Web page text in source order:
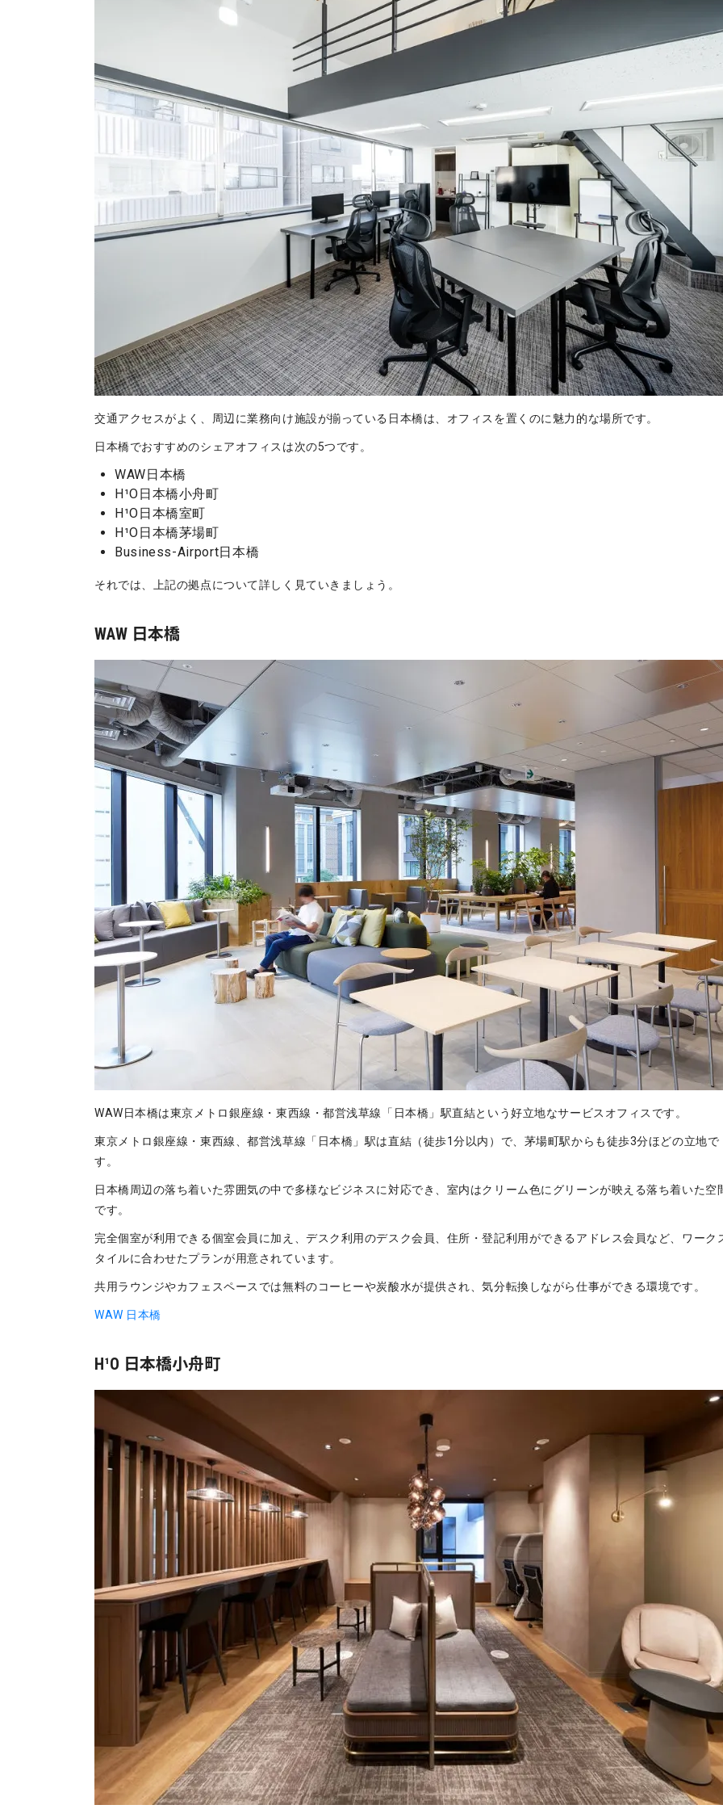
交通アクセスがよく、周辺に業務向け施設が揃っている日本橋は、オフィスを置くのに魅力的な場所です。
日本橋でおすすめのシェアオフィスは次の5つです。
WAW日本橋
H¹O日本橋小舟町
H¹O日本橋室町
H¹O日本橋茅場町
Business-Airport日本橋
それでは、上記の拠点について詳しく見ていきましょう。
WAW 日本橋
WAW日本橋は東京メトロ銀座線・東西線・都営浅草線「日本橋」駅直結という好立地なサービスオフィスです。
東京メトロ銀座線・東西線、都営浅草線「日本橋」駅は直結（徒歩1分以内）で、茅場町駅からも徒歩3分ほどの立地で
す。
日本橋周辺の落ち着いた雰囲気の中で多様なビジネスに対応でき、室内はクリーム色にグリーンが映える落ち着いた空
です。
完全個室が利用できる個室会員に加え、デスク利用のデスク会員、住所・登記利用ができるアドレス会員など、ワーク
タイルに合わせたプランが用意されています。
共用ラウンジやカフェスペースでは無料のコーヒーや炭酸水が提供され、気分転換しながら仕事ができる環境です。
WAW 日本橋
H¹O 日本橋小舟町